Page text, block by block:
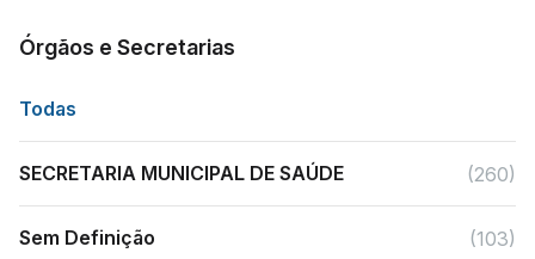
Órgãos e Secretarias
Todas
SECRETARIA MUNICIPAL DE SAÚDE (260)
Sem Definição (103)